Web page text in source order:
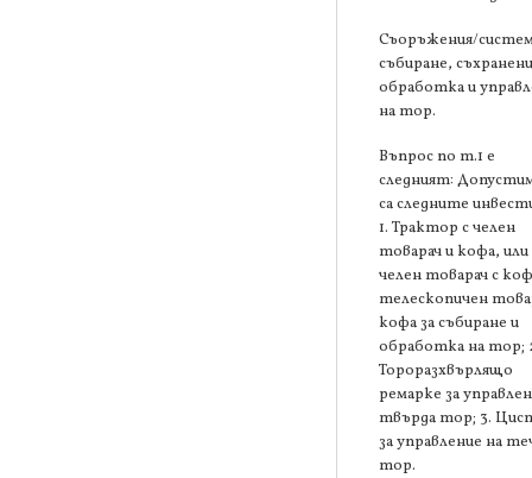
Съоръжения/
събиране,
обработка и
на тор.
Въпрос по т.1 е
следният:
са следните
1. Трактор с челен
товарач и кофа,
челен товарач с
телескопичен
кофа за събиране и
обработка на тор;
Тороразхвърлящо
ремарке за
твърда тор; 3.
за управление на
тор.